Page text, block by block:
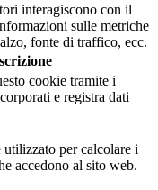
interagiscono con il
sulle metriche
fonte di traffico, ecc.
cookie tramite i
e registra dati
per calcolare i
accedono al sito web.